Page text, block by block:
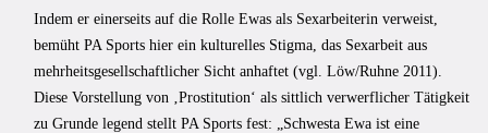
Indem er einerseits auf die Rolle Ewas als Sexarbeiterin verweist,
bemüht PA Sports hier ein kulturelles Stigma, das Sexarbeit aus
mehrheitsgesellschaftlicher Sicht anhaftet (vgl. Löw/Ruhne 2011).
Diese Vorstellung von ‚Prostitution‘ als sittlich verwerflicher Tätigkeit
zu Grunde legend stellt PA Sports fest: „Schwesta Ewa ist eine